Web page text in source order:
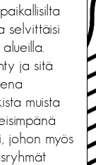
selvittäisi
ja sitä
muista
johon myös